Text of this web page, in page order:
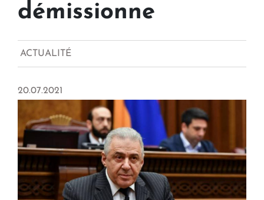
démissionne
ACTUALITÉ
20.07.2021